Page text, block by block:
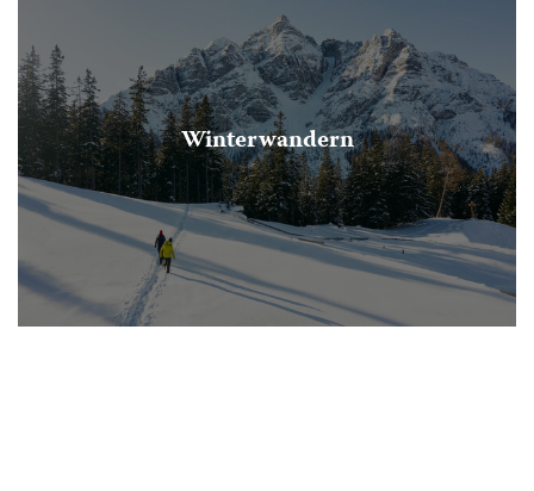
Winterwandern